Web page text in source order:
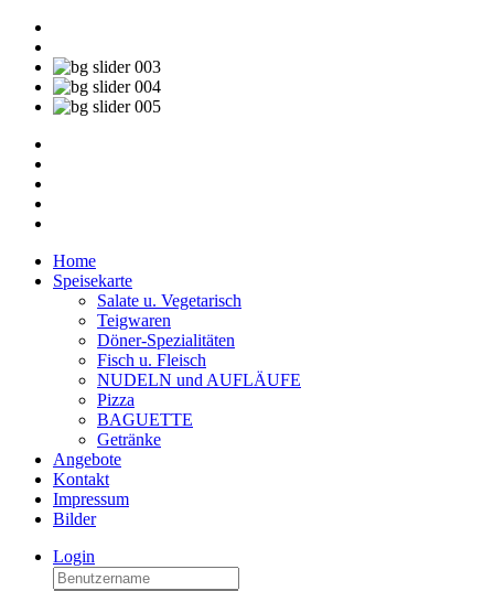
Home
Speisekarte
Salate u. Vegetarisch
Teigwaren
Döner-Spezialitäten
Fisch u. Fleisch
NUDELN und AUFLÄUFE
Pizza
BAGUETTE
Getränke
Angebote
Kontakt
Impressum
Bilder
Login